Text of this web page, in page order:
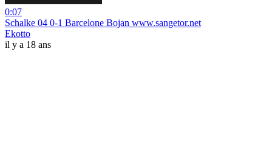
0:07
Schalke 04 0-1 Barcelone Bojan www.sangetor.net
Ekotto
il y a 18 ans